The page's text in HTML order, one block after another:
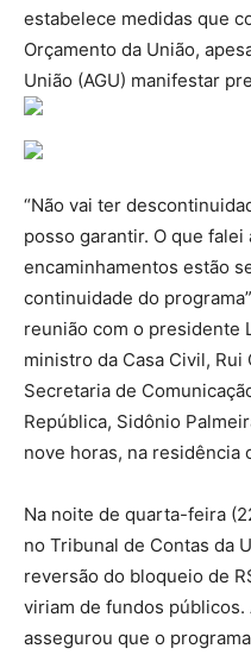
estabelece medidas que
Orçamento da União,
União (AGU) manifestar
“Não vai ter
posso garantir. O que
encaminhamentos estão
continuidade do
reunião com o presidente
ministro da Casa Civil,
Secretaria de
República, Sidônio
nove horas, na residência
Na noite de quarta-feira
no Tribunal de Contas da
reversão do bloqueio de
viriam de fundos públicos.
assegurou que o